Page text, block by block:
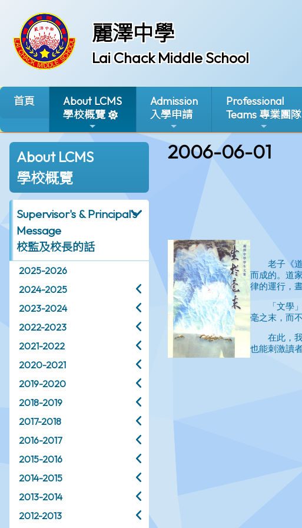
麗澤中學
Lai Chack Middle School
首頁
About LCMS
學校概覽
Admission
入學申請
Professional
Teams 專業團隊
About LCMS
學校概覽
Supervisor's & Principal's
Message
校監及校長的話
2025-2026
2024-2025
2023-2024
2022-2023
2021-2022
2020-2021
2019-2020
2018-2019
2017-2018
2016-2017
2015-2016
2014-2015
2013-2014
2012-2013
2006-06-01